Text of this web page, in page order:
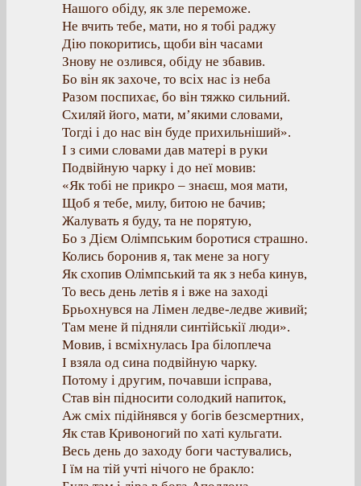
Нашого обіду, як зле переможе.
Не вчить тебе, мати, но я тобі раджу
Дію покоритись, щоби він часами
Знову не озлився, обіду не збавив.
Бо він як захоче, то всіх нас із неба
Разом поспихає, бо він тяжко сильний.
Схиляй його, мати, м’якими словами,
Тогді і до нас він буде прихильніший».
І з сими словами дав матері в руки
Подвійную чарку і до неї мовив:
«Як тобі не прикро – знаєш, моя мати,
Щоб я тебе, милу, битою не бачив;
Жалувать я буду, та не порятую,
Бо з Дієм Олімпським боротися страшно.
Колись боронив я, так мене за ногу
Як схопив Олімпський та як з неба кинув,
То весь день летів я і вже на заході
Брьохнувся на Лімен ледве-ледве живий;
Там мене й підняли синтійськії люди».
Мовив, і всміхнулась Іра білоплеча
І взяла од сина подвійную чарку.
Потому і другим, почавши ісправа,
Став він підносити солодкий напиток,
Аж сміх підійнявся у богів безсмертних,
Як став Кривоногий по хаті кульгати.
Весь день до заходу боги частувались,
І їм на тій учті нічого не бракло: